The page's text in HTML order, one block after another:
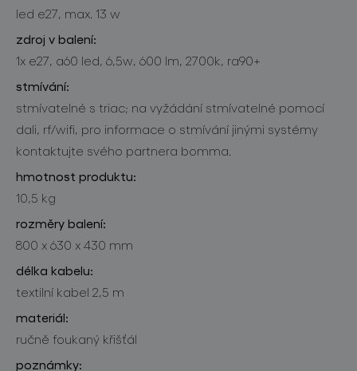
led e27, max. 13 w
zdroj v balení:
1x e27, a60 led, 6,5w, 600 lm, 2700k, ra90+
stmívání:
stmívatelné s triac; na vyžádání stmívatelné pomocí
dali, rf/wifi, pro informace o stmívání jinými systémy
kontaktujte svého partnera bomma.
hmotnost produktu:
10,5 kg
rozměry balení:
800 x 630 x 430 mm
délka kabelu:
textilní kabel 2,5 m
materiál:
ručně foukaný křišťál
poznámky: